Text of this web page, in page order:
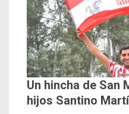
Un hincha de San
hijos Santino